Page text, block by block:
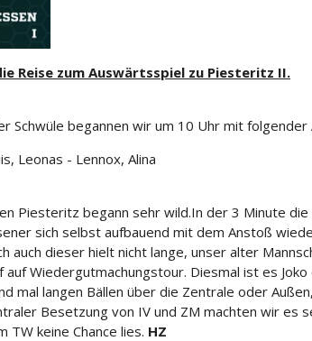
Reise zum Auswärtsspiel zu Piesteritz II.
Schwüle begannen wir um 10 Uhr mit folgender
Leonas - Lennox, Alina
Piesteritz begann sehr wild.In der 3 Minute
sich selbst aufbauend mit dem Anstoß
auch dieser hielt nicht lange, unser alter
Wiedergutmachungstour. Diesmal ist es
mal langen Bällen über die Zentrale oder Außen,
Besetzung von IV und ZM machten wir es
TW keine Chance lies. HZ